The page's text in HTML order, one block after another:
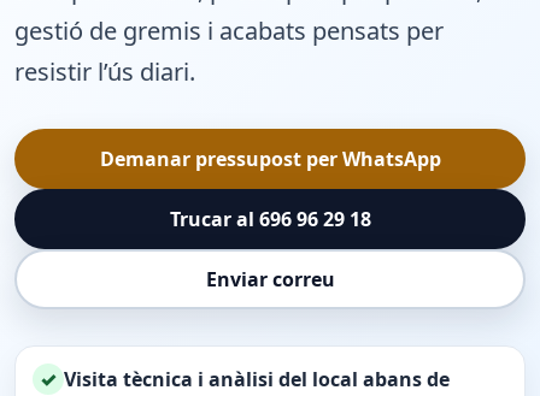
gestió de gremis i acabats pensats per
resistir l’ús diari.
Demanar pressupost per WhatsApp
Trucar al 696 96 29 18
Enviar correu
✓ Visita tècnica i anàlisi del local abans de